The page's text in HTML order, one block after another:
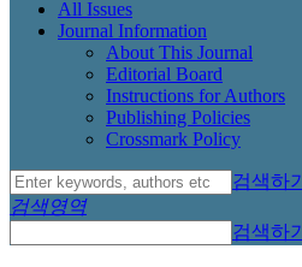
All Issues
Journal Information
About This Journal
Editorial Board
Instructions for Authors
Publishing Policies
Crossmark Policy
검색하기
검색영역
검색하기